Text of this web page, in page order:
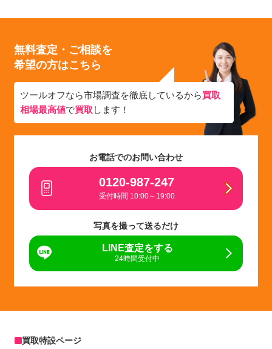
無料査定・ご相談を
希望の方はこちら
ツールオフなら市場調査を徹底しているから買取
相場最高値で買取 します！
お電話でのお問い合わせ
0120-987-247
受付時間 10:00～19:00
写真を撮って送るだけ
LINE査定をする
24時間受付中
買取特設ページ